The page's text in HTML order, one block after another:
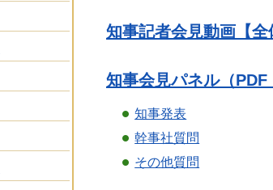
知事記者会見動画【全
知事会見パネル（PDF
知事発表
幹事社質問
その他質問